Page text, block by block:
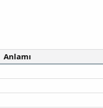
Anlamı